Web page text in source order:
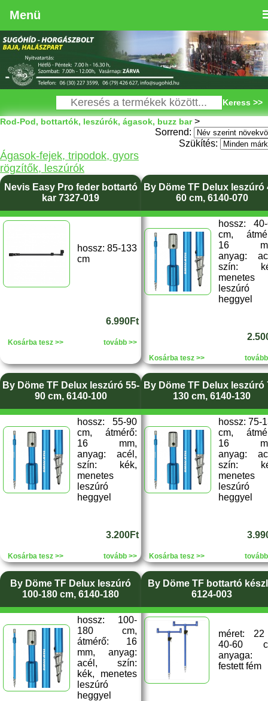
Menü
Keress >>
Rod-Pod, bottartók, leszúrók, ágasok, buzz bar>
Sorrend:
Szükítés:
Ágasok-fejek, tripodok, gyors
rögzítők, leszúrók
Nevis Easy Pro feder bottartó
kar 7327-019
hossz: 85-133
cm
6.990Ft
Kosárba tesz >> tovább >>
By Döme TF Delux leszúró
60 cm, 6140-070
hossz:
cm,
16
anyag:
szín:
menetes
leszúró
heggyel
Kosárba tesz >>
By Döme TF Delux leszúró 55-
90 cm, 6140-100
hossz: 55-90
cm, átmérő:
16 mm,
anyag: acél,
szín: kék,
menetes
leszúró
heggyel
3.200Ft
Kosárba tesz >> tovább >>
By Döme TF Delux leszúró
130 cm, 6140-130
hossz: 75-
cm,
16
anyag:
szín:
menetes
leszúró
heggyel
Kosárba tesz >>
By Döme TF Delux leszúró
100-180 cm, 6140-180
hossz: 100-
180 cm,
átmérő: 16
mm, anyag:
acél, szín:
kék, menetes
leszúró
heggyel
By Döme TF bottartó
6124-003
méret:
40-60
anyaga:
festett fém